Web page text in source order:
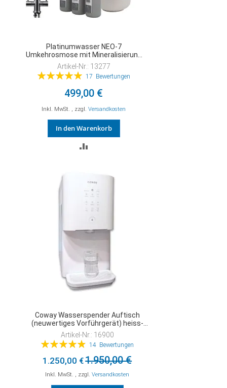
Platinumwasser NEO-7
Umkehrosmose mit Mineralisierung
und Energetisierung
Artikel-Nr.: 13277
Bewertung:
17 Bewertungen
499,00 €
Inkl. MwSt. , zzgl. Versandkosten
In den Warenkorb
HINZUFÜGEN
Coway Wasserspender Auftisch
(neuwertiges Vorführgerät) heiss-
kalt mit Osmosefilter CHP-6310L
Ciroo Driver
Artikel-Nr.: 16900
Bewertung:
14 Bewertungen
1.250,00 €1.950,00 €
Inkl. MwSt. , zzgl.Versandkosten